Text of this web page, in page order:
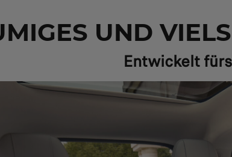
UND
Entwickelt